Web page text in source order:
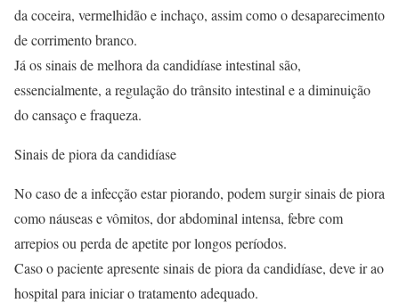
da coceira, vermelhidão e inchaço, assim como o desaparecimento
de corrimento branco.
Já os sinais de melhora da candidíase intestinal são,
essencialmente, a regulação do trânsito intestinal e a diminuição
do cansaço e fraqueza.
Sinais de piora da candidíase
No caso de a infecção estar piorando, podem surgir sinais de piora
como náuseas e vômitos, dor abdominal intensa, febre com
arrepios ou perda de apetite por longos períodos.
Caso o paciente apresente sinais de piora da candidíase, deve ir ao
hospital para iniciar o tratamento adequado.